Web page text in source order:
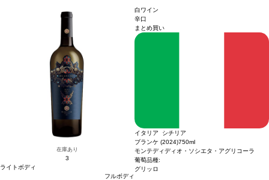
在庫あり
3
ライトボディ
フルボディ
白ワイン
辛口
まとめ買い
イタリア シチリア
ブランケ (2024)750ml
モンテディディオ・ソシエタ・アグリコーラ
葡萄品種:
グリッロ